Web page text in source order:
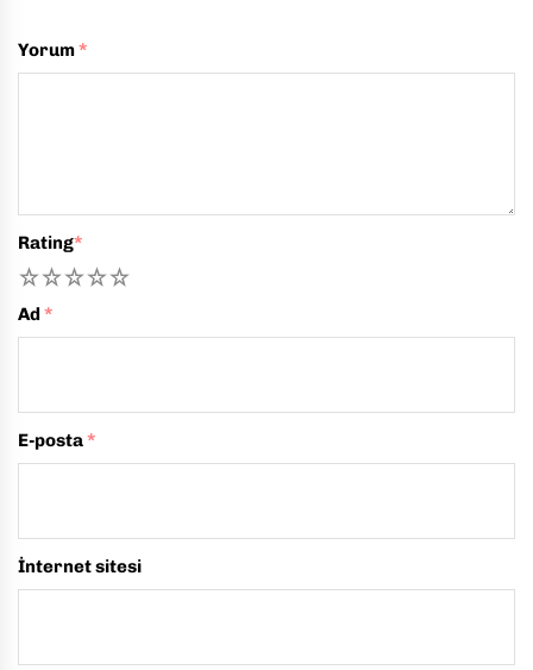
Yorum*
Rating*
5
4
3
2
Ad*
E-posta*
İnternet sitesi